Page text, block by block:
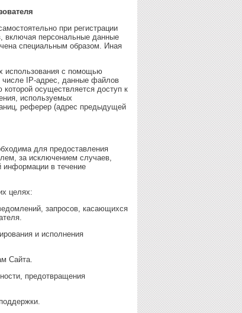
при регистрации
включая персональные данные
специальным образом. Иная
использования с помощью
числе IP-адрес, данные файлов
осуществляется доступ к
используемых
реферер (адрес предыдущей
для предоставления
за исключением случаев,
информации в течение
целях:
запросов, касающихся
и исполнения
Сайта.
предотвращения